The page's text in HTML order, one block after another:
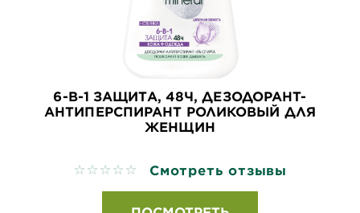
6-В-1 ЗАЩИТА, 48Ч, ДЕЗОДОРАНТ-
АНТИПЕРСПИРАНТ РОЛИКОВЫЙ ДЛЯ
ЖЕНЩИН
No reviews Смотреть отзывы